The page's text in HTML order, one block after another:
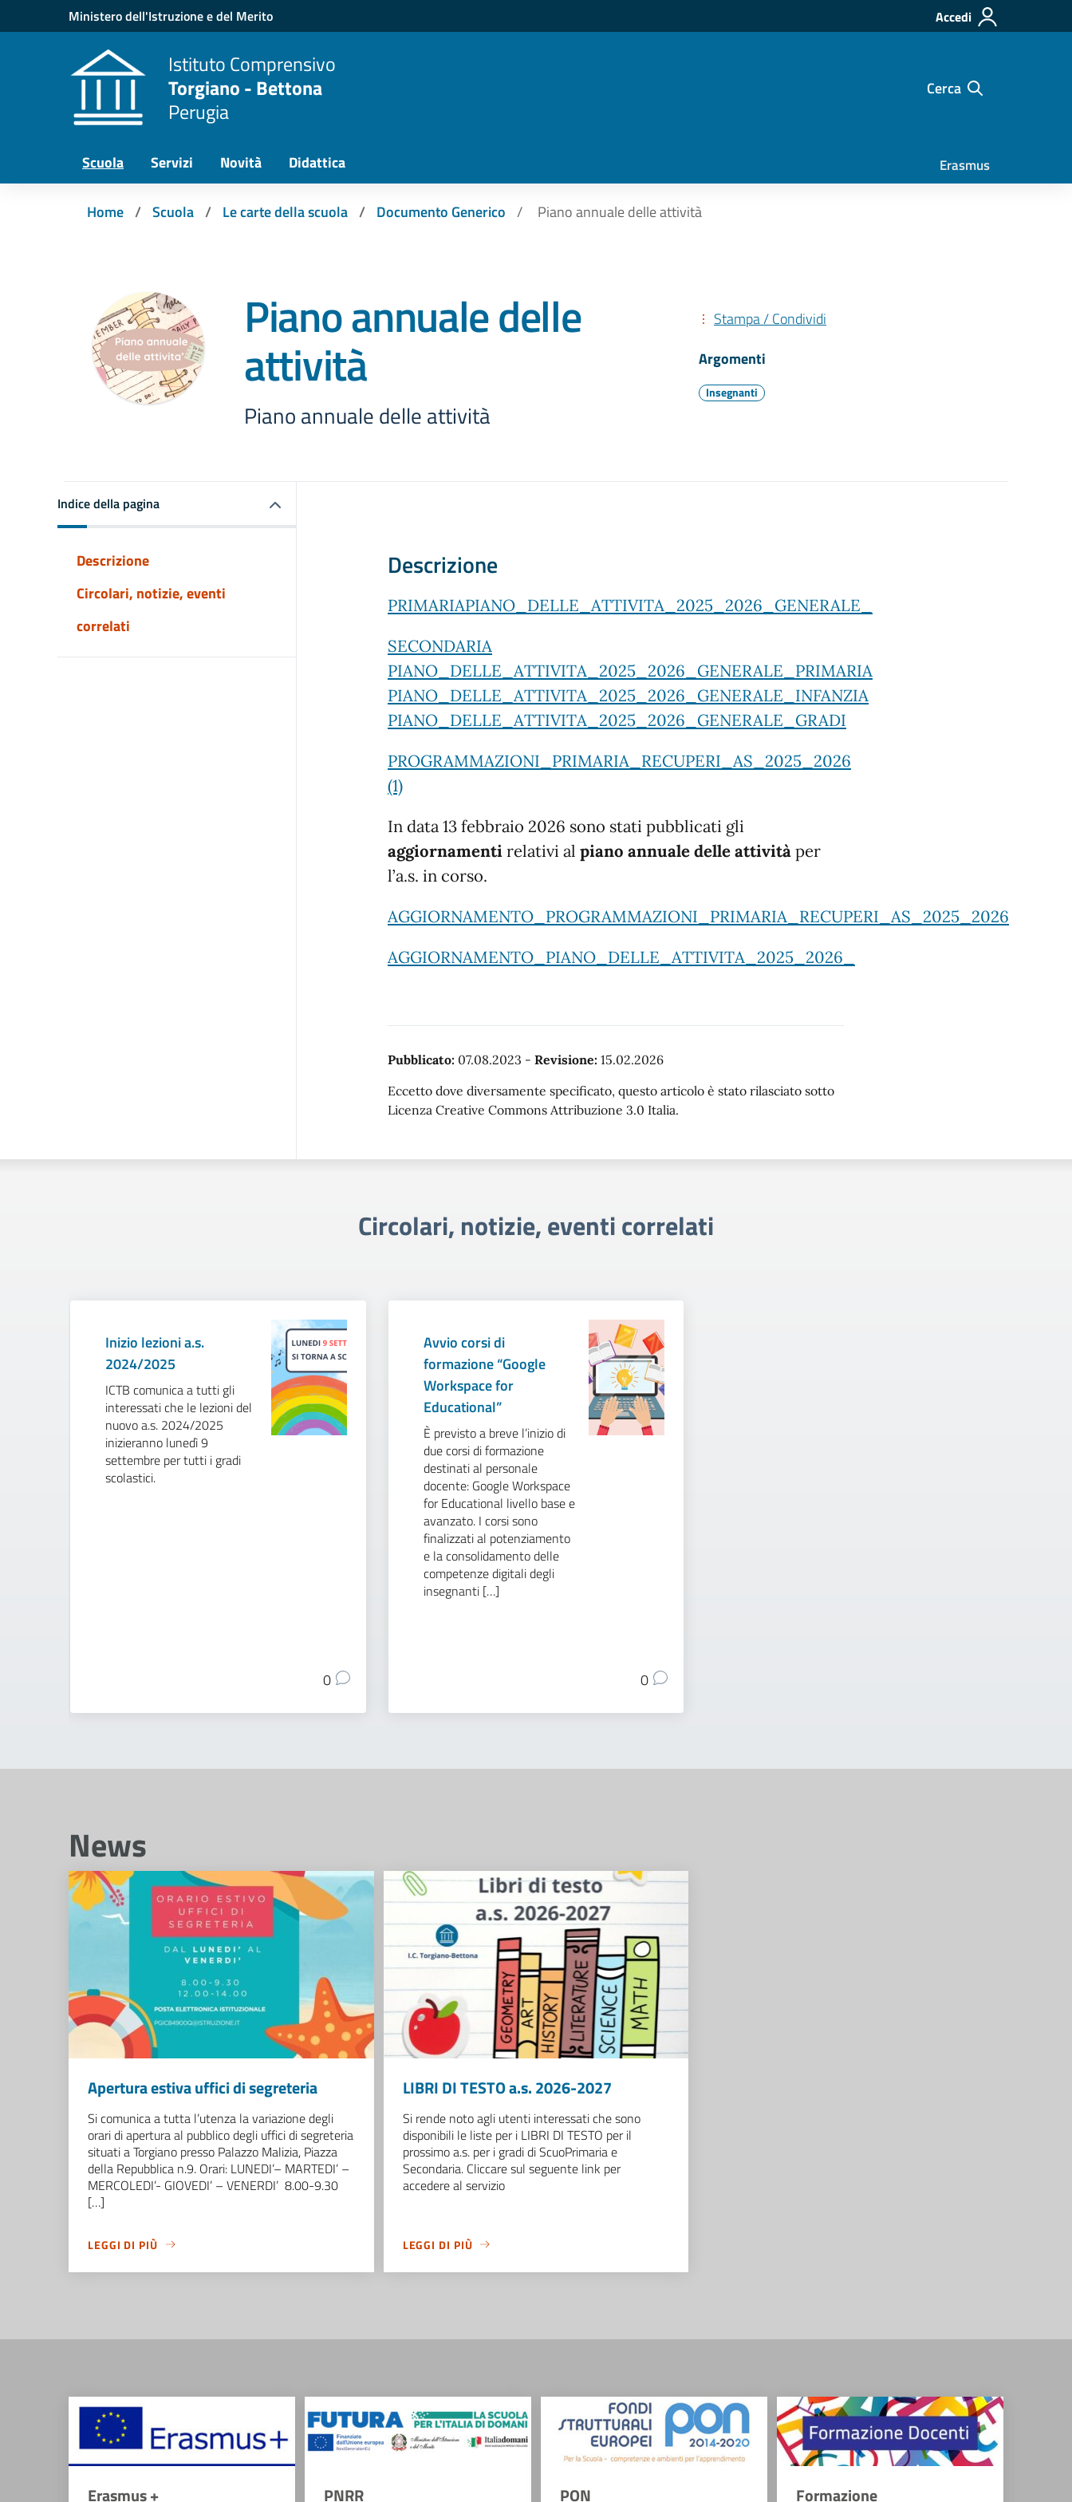
Vai ai contenuti
Vai al menu di navigazione
Ministero dell'Istruzione e del Merito Accedi
Istituto Comprensivo
Torgiano - Bettona
Perugia
Cerca
Scuola Servizi Novità Didattica Erasmus
Home Scuola Le carte della scuola Documento Generico Piano annuale delle attività
Piano annuale delle
attività
Piano annuale delle attività
Stampa / Condividi
Argomenti
Insegnanti
Indice della pagina
Descrizione
Circolari, notizie, eventi
correlati
Descrizione
PRIMARIAPIANO_DELLE_ATTIVITA_2025_2026_GENERALE_
SECONDARIA
PIANO_DELLE_ATTIVITA_2025_2026_GENERALE_PRIMARIA
PIANO_DELLE_ATTIVITA_2025_2026_GENERALE_INFANZIA
PIANO_DELLE_ATTIVITA_2025_2026_GENERALE_GRADI
PROGRAMMAZIONI_PRIMARIA_RECUPERI_AS_2025_2026
(1)
In data 13 febbraio 2026 sono stati pubblicati gli
aggiornamentirelativi al piano annuale delle attivitàper
l’a.s. in corso.
AGGIORNAMENTO_PROGRAMMAZIONI_PRIMARIA_RECUPERI_AS_2025_ 2026
AGGIORNAMENTO_PIANO_DELLE_ATTIVITA_2025_2026_
Pubblicato: 07.08.2023 - Revisione: 15.02.2026
Eccetto dove diversamente specificato, questo articolo è stato rilasciato sotto
Licenza Creative Commons Attribuzione 3.0 Italia.
Circolari, notizie, eventi correlati
Inizio lezioni a.s.
2024/2025
ICTB comunica a tutti gli
interessati che le lezioni del
nuovo a.s. 2024/2025
inizieranno lunedì 9
settembre per tutti i gradi
scolastici.
0
Avvio corsi di
formazione “Google
Workspace for
Educational”
È previsto a breve l’inizio di
due corsi di formazione
destinati al personale
docente: Google Workspace
for Educational livello base e
avanzato. I corsi sono
finalizzati al potenziamento
e la consolidamento delle
competenze digitali degli
insegnanti […]
0
News
Apertura estiva uffici di segreteria
Si comunica a tutta l’utenza la variazione degli
orari di apertura al pubblico degli uffici di segreteria
situati a Torgiano presso Palazzo Malizia, Piazza
della Repubblica n.9. Orari: LUNEDI’– MARTEDI’ –
MERCOLEDI’- GIOVEDI’ – VENERDI’ 8.00-9.30
[…]
LEGGI DI PIÙ
LIBRI DI TESTO a.s. 2026-2027
Si rende noto agli utenti interessati che sono
disponibili le liste per i LIBRI DI TESTO per il
prossimo a.s. per i gradi di ScuoPrimaria e
Secondaria. Cliccare sul seguente link per
accedere al servizio
LEGGI DI PIÙ
Erasmus + PNRR PON Formazione